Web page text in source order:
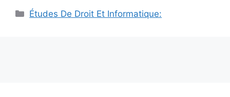
Catégories
Études De Droit Et Informatique: